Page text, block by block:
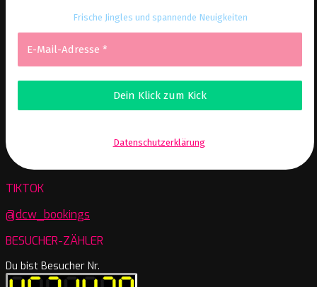
Frische Jingles und spannende Neuigkeiten
Datenschutzerklärung.
TIKTOK
@dcw_bookings
BESUCHER-ZÄHLER
Du bist Besucher Nr.